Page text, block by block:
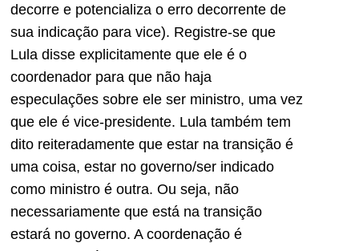
decorre e potencializa o erro decorrente de
sua indicação para vice). Registre-se que
Lula disse explicitamente que ele é o
coordenador para que não haja
especulações sobre ele ser ministro, uma vez
que ele é vice-presidente. Lula também tem
dito reiteradamente que estar na transição é
uma coisa, estar no governo/ser indicado
como ministro é outra. Ou seja, não
necessariamente que está na transição
estará no governo. A coordenação é